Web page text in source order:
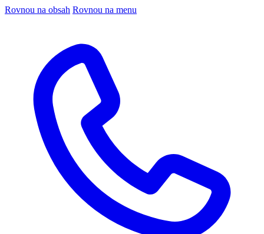
Rovnou na obsah Rovnou na menu